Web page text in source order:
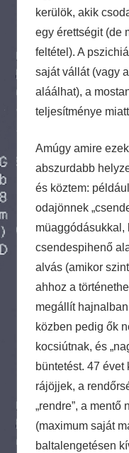
kerülök, akik
egy érettségit (de
feltétel). A
saját vállát (vagy
aláálhat), a
teljesítménye
Amúgy amire
abszurdabb
és köztem:
odajönnek
müaggódásukkal,
csendespihenő
alvás (amikor
ahhoz a
megállít
közben pedig ők
kocsiútnak, és
büntetést. 47
rájöjjek, a
„rendre”, a mentő
(maximum saját
baltalengetésen